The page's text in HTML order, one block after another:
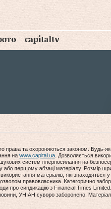
capitaltv
права та охороняються законом. Будь-
на www.capital.ua . Дозволяється
систем гіперпосилання на
першому абзаці матеріалу. Розмір
матеріалів, які знаходяться
правовласника. Категорично
про синдикацію з Financial Times
УНІАН суворо заборонено.